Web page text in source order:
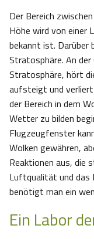
Der Bereich
Höhe wird von einer
bekannt ist. Darüber
Stratosphäre. An der
Stratosphäre, hört
aufsteigt und
der Bereich in dem
Wetter zu bilden
Flugzeugfenster
Wolken gewähren,
Reaktionen aus, die
Luftqualität und das
benötigt man ein
Ein Labor